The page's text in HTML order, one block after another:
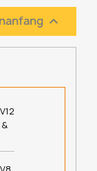
